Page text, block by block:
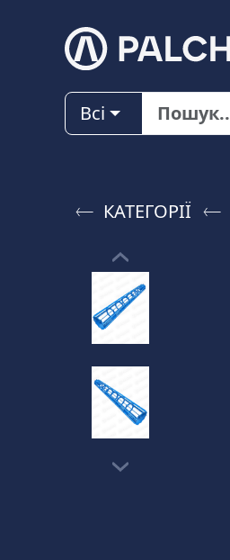
Всі
КАТЕГОРІЇ